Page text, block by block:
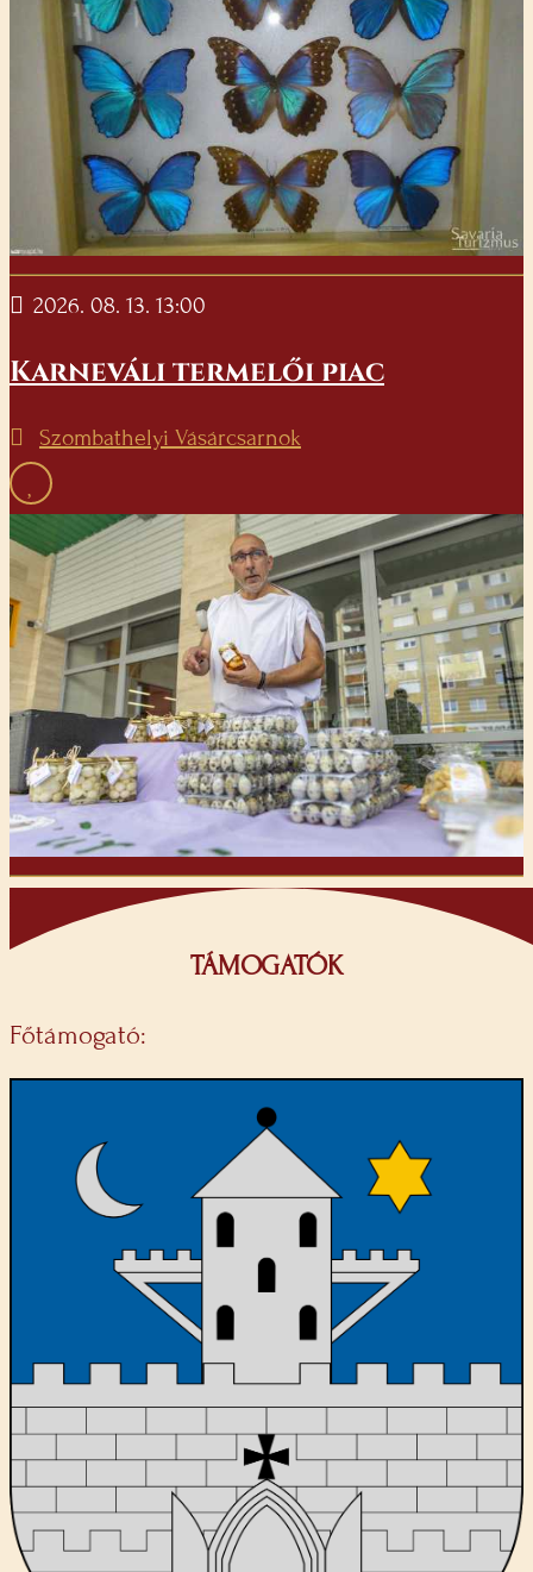
2026. 08. 13. 13:00
Karneváli termelői piac
Szombathelyi Vásárcsarnok
TÁMOGATÓK
Főtámogató: